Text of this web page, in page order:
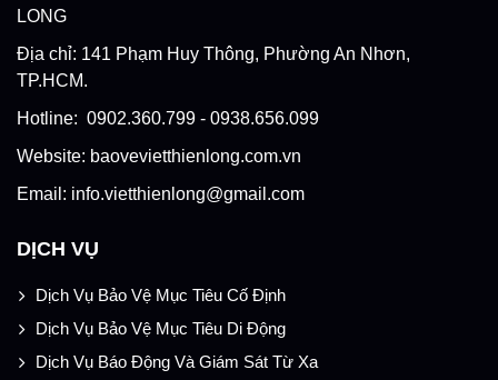
LONG
Địa chỉ: 141 Phạm Huy Thông, Phường An Nhơn,
TP.HCM.
Hotline: 0902.360.799 - 0938.656.099
Website: baovevietthienlong.com.vn
Email: info.vietthienlong@gmail.com
DỊCH VỤ
Dịch Vụ Bảo Vệ Mục Tiêu Cố Định
Dịch Vụ Bảo Vệ Mục Tiêu Di Động
Dịch Vụ Báo Động Và Giám Sát Từ Xa